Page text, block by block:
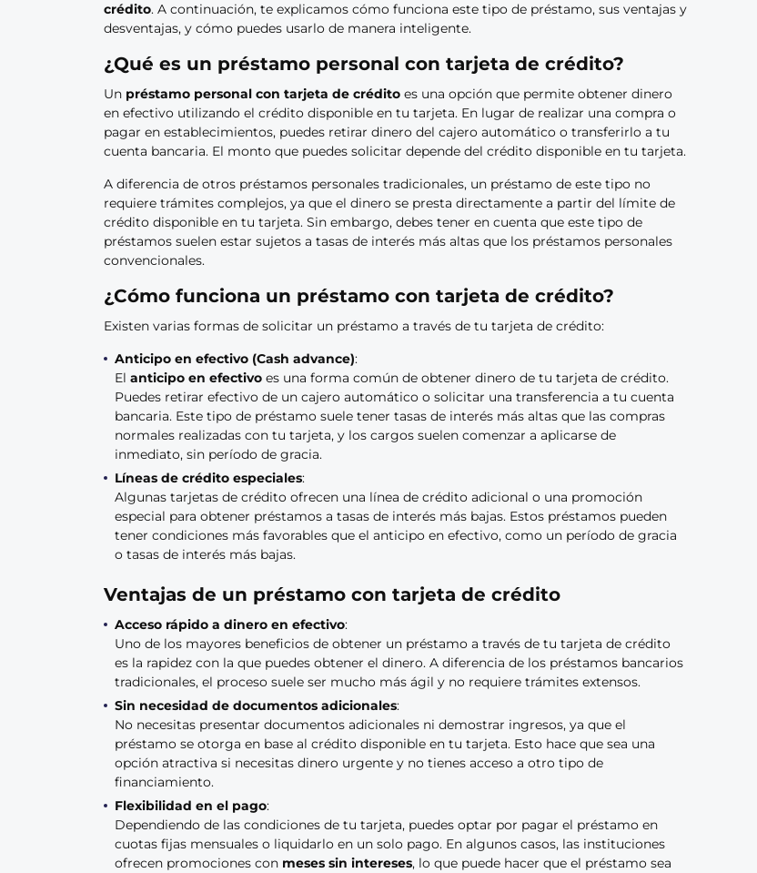
crédito. A continuación, te explicamos cómo funciona este tipo de préstamo, sus ventajas y
desventajas, y cómo puedes usarlo de manera inteligente.
¿Qué es un préstamo personal con tarjeta de crédito?
Un préstamo personal con tarjeta de crédito es una opción que permite obtener dinero
en efectivo utilizando el crédito disponible en tu tarjeta. En lugar de realizar una compra o
pagar en establecimientos, puedes retirar dinero del cajero automático o transferirlo a tu
cuenta bancaria. El monto que puedes solicitar depende del crédito disponible en tu tarjeta.
A diferencia de otros préstamos personales tradicionales, un préstamo de este tipo no
requiere trámites complejos, ya que el dinero se presta directamente a partir del límite de
crédito disponible en tu tarjeta. Sin embargo, debes tener en cuenta que este tipo de
préstamos suelen estar sujetos a tasas de interés más altas que los préstamos personales
convencionales.
¿Cómo funciona un préstamo con tarjeta de crédito?
Existen varias formas de solicitar un préstamo a través de tu tarjeta de crédito:
Anticipo en efectivo (Cash advance):
El anticipo en efectivo es una forma común de obtener dinero de tu tarjeta de crédito.
Puedes retirar efectivo de un cajero automático o solicitar una transferencia a tu cuenta
bancaria. Este tipo de préstamo suele tener tasas de interés más altas que las compras
normales realizadas con tu tarjeta, y los cargos suelen comenzar a aplicarse de
inmediato, sin período de gracia.
Líneas de crédito especiales:
Algunas tarjetas de crédito ofrecen una línea de crédito adicional o una promoción
especial para obtener préstamos a tasas de interés más bajas. Estos préstamos pueden
tener condiciones más favorables que el anticipo en efectivo, como un período de gracia
o tasas de interés más bajas.
Ventajas de un préstamo con tarjeta de crédito
Acceso rápido a dinero en efectivo:
Uno de los mayores beneficios de obtener un préstamo a través de tu tarjeta de crédito
es la rapidez con la que puedes obtener el dinero. A diferencia de los préstamos bancarios
tradicionales, el proceso suele ser mucho más ágil y no requiere trámites extensos.
Sin necesidad de documentos adicionales:
No necesitas presentar documentos adicionales ni demostrar ingresos, ya que el
préstamo se otorga en base al crédito disponible en tu tarjeta. Esto hace que sea una
opción atractiva si necesitas dinero urgente y no tienes acceso a otro tipo de
financiamiento.
Flexibilidad en el pago:
Dependiendo de las condiciones de tu tarjeta, puedes optar por pagar el préstamo en
cuotas fijas mensuales o liquidarlo en un solo pago. En algunos casos, las instituciones
ofrecen promociones con meses sin intereses, lo que puede hacer que el préstamo sea